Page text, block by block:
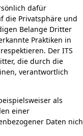
ist
Archives
Tracing
(ITS)
(5691) 629-0
(5691) 629-501
dafür
die Privatsphäre und
Belange Dritter
Praktiken in
Der ITS
die durch die
verantwortlich
als
einer
Daten